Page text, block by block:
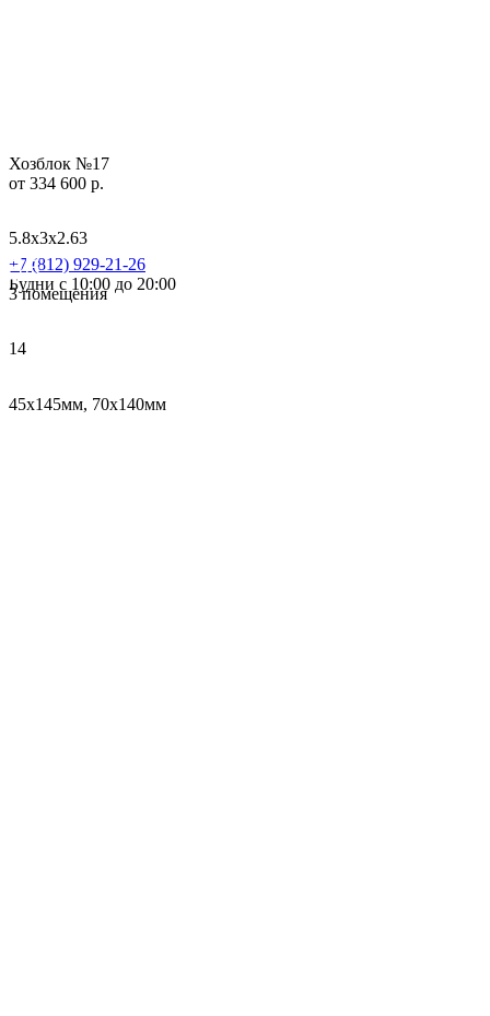
+7 (812) 929-21-26
Будни с 10:00 до 20:00
Хозблок №17
от 334 600 р.
5.8х3х2.63
3 помещения
14
45х145мм, 70х140мм